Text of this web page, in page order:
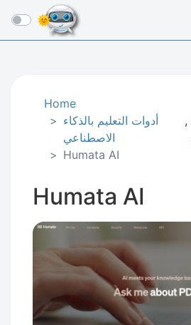
☰
Home
أدوات التعليم بالذكاء
الاصطناعي
,
Humata AI
Humata AI